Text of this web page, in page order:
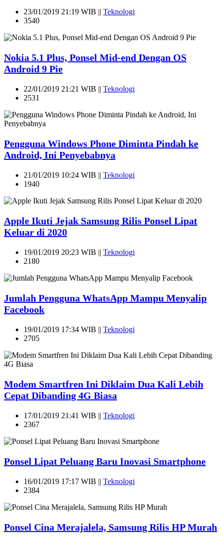
23/01/2019 21:19 WIB || Teknologi
3540
Nokia 5.1 Plus, Ponsel Mid-end Dengan OS
Android 9 Pie
22/01/2019 21:21 WIB || Teknologi
2531
Pengguna Windows Phone Diminta Pindah ke
Android, Ini Penyebabnya
21/01/2019 10:24 WIB || Teknologi
1940
Apple Ikuti Jejak Samsung Rilis Ponsel Lipat
Keluar di 2020
19/01/2019 20:23 WIB || Teknologi
2180
Jumlah Pengguna WhatsApp Mampu Menyalip
Facebook
19/01/2019 17:34 WIB || Teknologi
2705
Modem Smartfren Ini Diklaim Dua Kali Lebih
Cepat Dibanding 4G Biasa
17/01/2019 21:41 WIB || Teknologi
2367
Ponsel Lipat Peluang Baru Inovasi Smartphone
16/01/2019 17:17 WIB || Teknologi
2384
Ponsel Cina Merajalela, Samsung Rilis HP Murah